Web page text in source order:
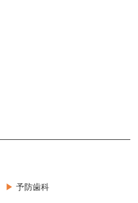
予防歯科